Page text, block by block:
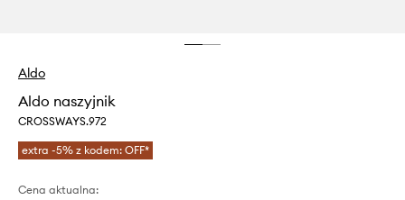
Aldo
Aldo naszyjnik
CROSSWAYS.972
extra -5% z kodem: OFF*
Cena aktualna: